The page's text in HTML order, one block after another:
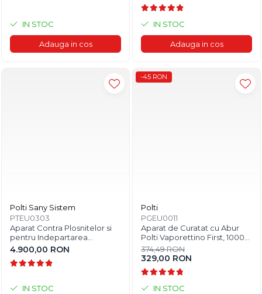
IN STOC
Adauga in cos
IN STOC
Adauga in cos
Polti Sany Sistem
PTEU0303
Aparat Contra Plosnitelor si
pentru Indepartarea
Insectelor si Gandacilor,
Dezinfectare și Curatare cu
Abur, Polti Sani System
2250 W, 4 Bar, Alb/Albastru
4.900,00 RON
IN STOC
-45 RON
Polti
PGEU0011
Aparat de Curatat cu Abur
Polti Vaporettino First, 1000
W, Emisie Abur 40 g/min,
Presiune Abur 3 BAR,
Alb/Albastru
374,49 RON
329,00 RON
IN STOC